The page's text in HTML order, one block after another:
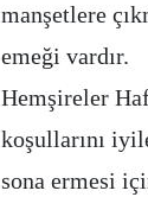
manşetlere
emeği vardır.
Hemşireler
koşullarını
sona ermesi